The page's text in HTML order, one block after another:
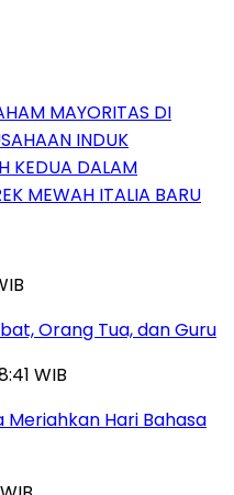
MAYORITAS DI
INDUK
KEDUA DALAM
MEWAH ITALIA BARU
Orang Tua, dan Guru
WIB
Hari Bahasa